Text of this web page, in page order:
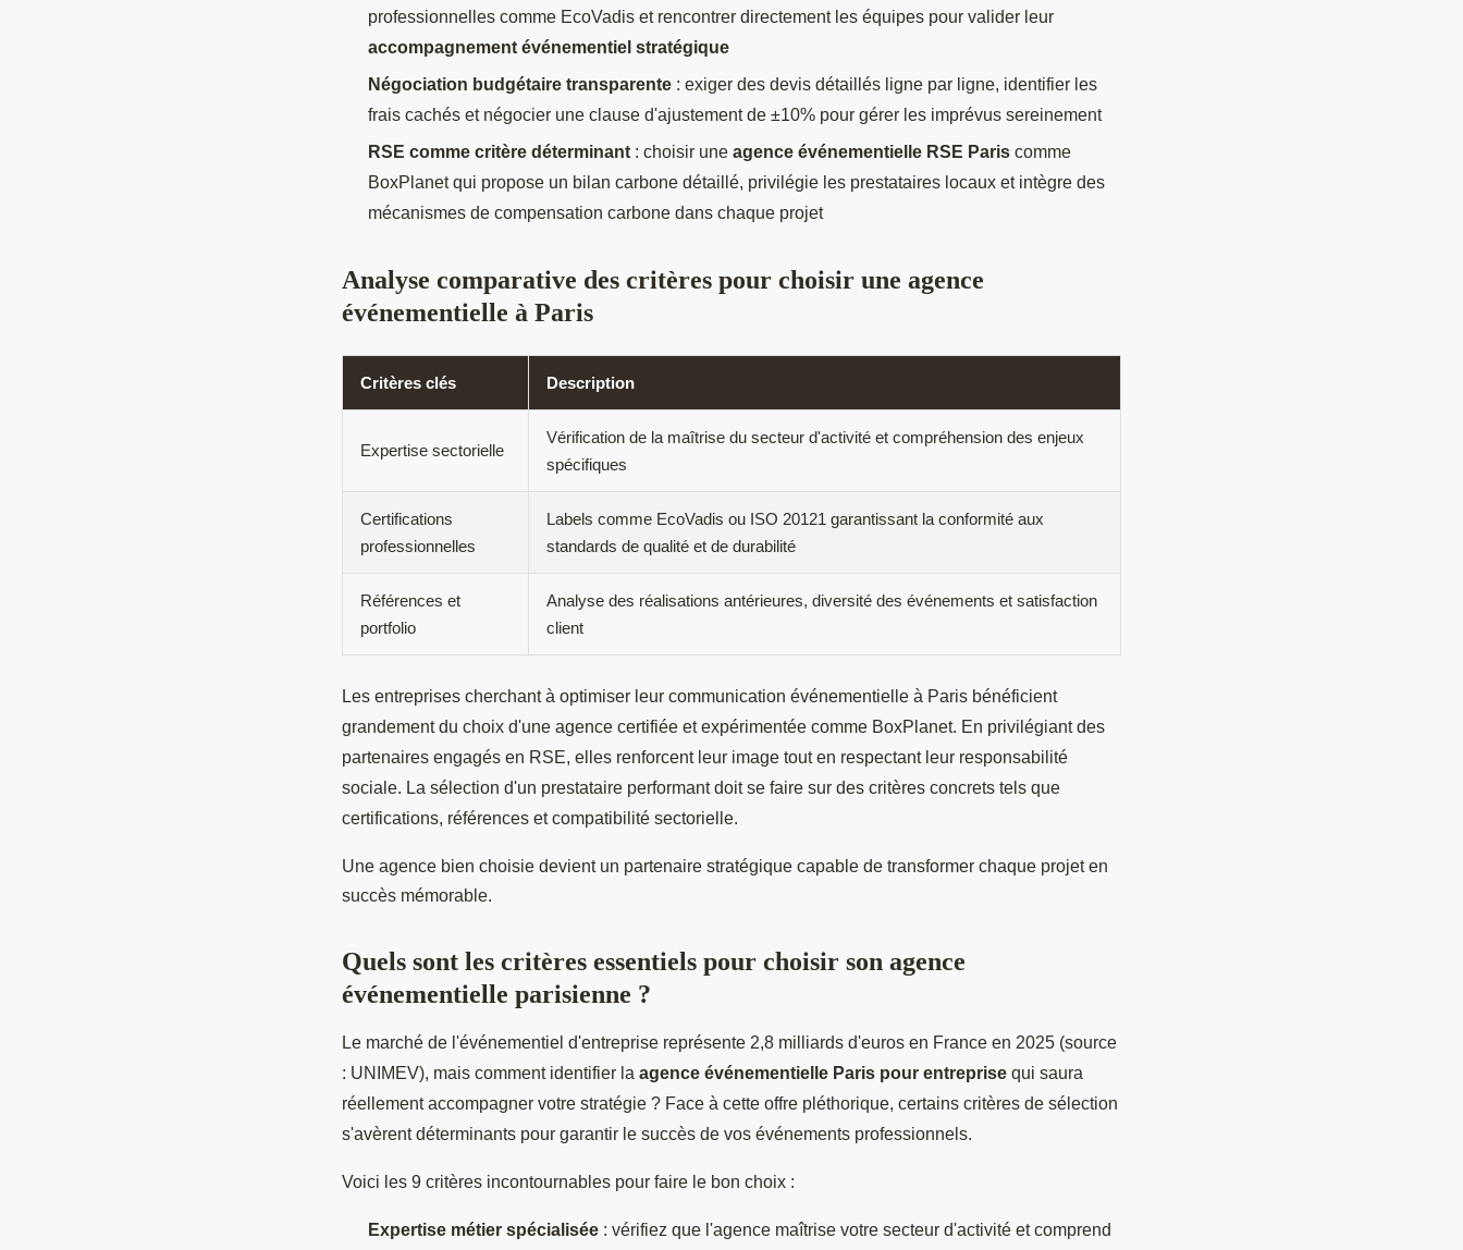
professionnelles comme EcoVadis et rencontrer directement les équipes pour valider leur
accompagnement événementiel stratégique
Négociation budgétaire transparente : exiger des devis détaillés ligne par ligne, identifier les
frais cachés et négocier une clause d'ajustement de ±10% pour gérer les imprévus sereinement
RSE comme critère déterminant : choisir une agence événementielle RSE Paris comme
BoxPlanet qui propose un bilan carbone détaillé, privilégie les prestataires locaux et intègre des
mécanismes de compensation carbone dans chaque projet
Analyse comparative des critères pour choisir une agence
événementielle à Paris
Critères clés Description
Expertise sectorielle
Vérification de la maîtrise du secteur d'activité et compréhension des enjeux
spécifiques
Certifications
professionnelles
Labels comme EcoVadis ou ISO 20121 garantissant la conformité aux
standards de qualité et de durabilité
Références et
portfolio
Analyse des réalisations antérieures, diversité des événements et satisfaction
client
Les entreprises cherchant à optimiser leur communication événementielle à Paris bénéficient
grandement du choix d'une agence certifiée et expérimentée comme BoxPlanet. En privilégiant des
partenaires engagés en RSE, elles renforcent leur image tout en respectant leur responsabilité
sociale. La sélection d'un prestataire performant doit se faire sur des critères concrets tels que
certifications, références et compatibilité sectorielle.
Une agence bien choisie devient un partenaire stratégique capable de transformer chaque projet en
succès mémorable.
Quels sont les critères essentiels pour choisir son agence
événementielle parisienne ?
Le marché de l'événementiel d'entreprise représente 2,8 milliards d'euros en France en 2025 (source
: UNIMEV), mais comment identifier la agence événementielle Paris pour entreprise qui saura
réellement accompagner votre stratégie ? Face à cette offre pléthorique, certains critères de sélection
s'avèrent déterminants pour garantir le succès de vos événements professionnels.
Voici les 9 critères incontournables pour faire le bon choix :
Expertise métier spécialisée : vérifiez que l'agence maîtrise votre secteur d'activité et comprend